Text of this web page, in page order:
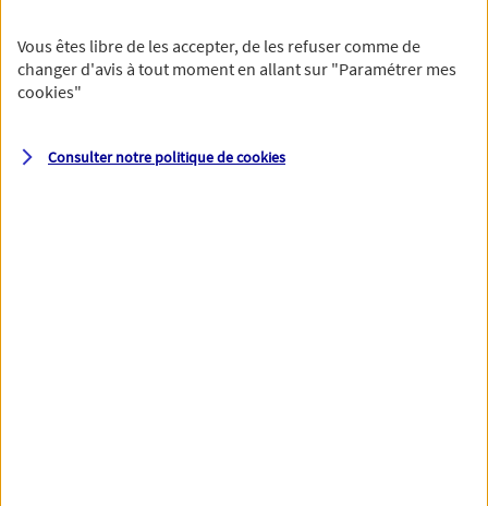
accompagner dans les prochaines étapes de votre souscription.
Vous êtes libre de les accepter, de les refuser comme de
changer d'avis à tout moment en allant sur "Paramétrer mes
cookies"
Consulter notre politique decookies